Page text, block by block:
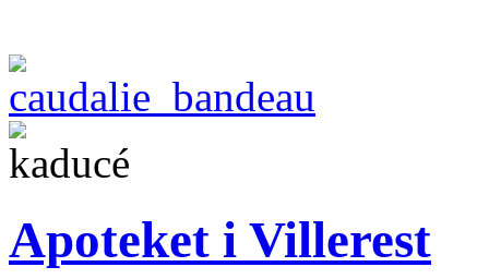
Apoteket i Villerest